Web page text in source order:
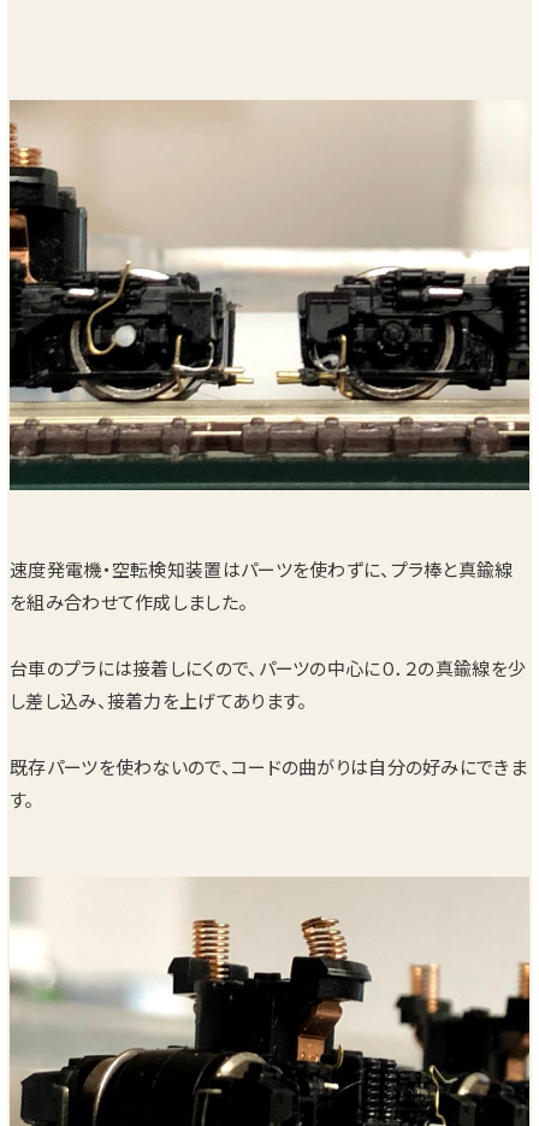
速度発電機・空転検知装置はパーツを使わずに、プラ棒と真鍮線
を組み合わせて作成しました。
台車のプラには接着しにくので、パーツの中心に０．２の真鍮線を少
し差し込み、接着力を上げてあります。
既存パーツを使わないので、コードの曲がりは自分の好みにできま
す。